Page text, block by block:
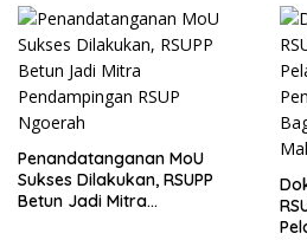
Penandatanganan MoU
Sukses Dilakukan, RSUPP
Betun Jadi Mitra